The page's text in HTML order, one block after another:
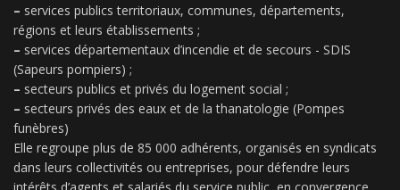
– services publics territoriaux, communes, départements,
régions et leurs établissements ;
– services départementaux d’incendie et de secours - SDIS
(Sapeurs pompiers) ;
– secteurs publics et privés du logement social ;
– secteurs privés des eaux et de la thanatologie (Pompes
funèbres)
Elle regroupe plus de 85 000 adhérents, organisés en syndicats
dans leurs collectivités ou entreprises, pour défendre leurs